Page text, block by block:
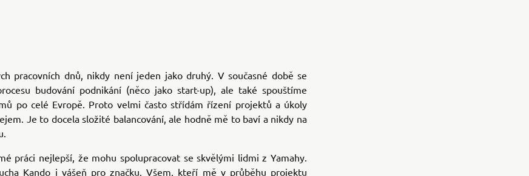
pracovních dnů, nikdy není jeden jako druhý. V současné době se
budování podnikání (něco jako start-up), ale také spouštíme
po celé Evropě. Proto velmi často střídám řízení projektů a úkoly
Je to docela složité balancování, ale hodně mě to baví a nikdy na
práci nejlepší, že mohu spolupracovat se skvělými lidmi z Yamahy.
Kando i vášeň pro značku. Všem, kteří mě v průběhu projektu